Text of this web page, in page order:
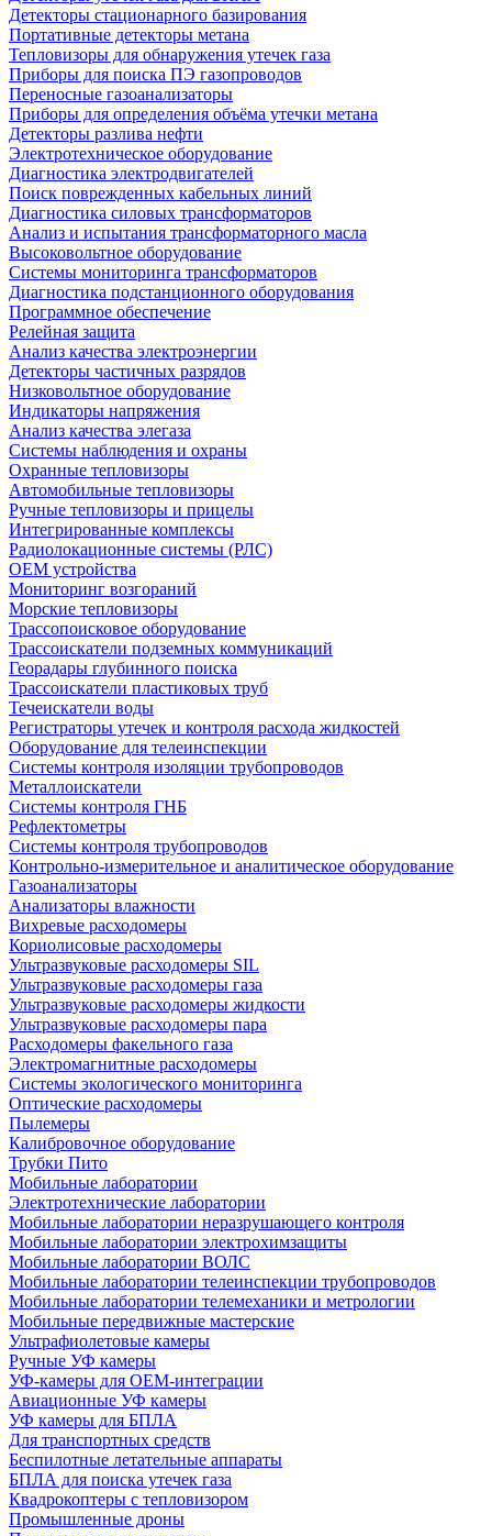
Детекторы стационарного базирования
Портативные детекторы метана
Тепловизоры для обнаружения утечек газа
Приборы для поиска ПЭ газопроводов
Переносные газоанализаторы
Приборы для определения объёма утечки метана
Детекторы разлива нефти
Электротехническое оборудование
Диагностика электродвигателей
Поиск поврежденных кабельных линий
Диагностика силовых трансформаторов
Анализ и испытания трансформаторного масла
Высоковольтное оборудование
Системы мониторинга трансформаторов
Диагностика подстанционного оборудования
Программное обеспечение
Релейная защита
Анализ качества электроэнергии
Детекторы частичных разрядов
Низковольтное оборудование
Индикаторы напряжения
Анализ качества элегаза
Системы наблюдения и охраны
Охранные тепловизоры
Автомобильные тепловизоры
Ручные тепловизоры и прицелы
Интегрированные комплексы
Радиолокационные системы (РЛС)
OEM устройства
Мониторинг возгораний
Морские тепловизоры
Трассопоисковое оборудование
Трассоискатели подземных коммуникаций
Георадары глубинного поиска
Трассоискатели пластиковых труб
Течеискатели воды
Регистраторы утечек и контроля расхода жидкостей
Оборудование для телеинспекции
Cистемы контроля изоляции трубопроводов
Металлоискатели
Системы контроля ГНБ
Рефлектометры
Системы контроля трубопроводов
Контрольно-измерительное и аналитическое оборудование
Газоанализаторы
Анализаторы влажности
Вихревые расходомеры
Кориолисовые расходомеры
Ультразвуковые расходомеры SIL
Ультразвуковые расходомеры газа
Ультразвуковые расходомеры жидкости
Ультразвуковые расходомеры пара
Расходомеры факельного газа
Электромагнитные расходомеры
Системы экологического мониторинга
Оптические расходомеры
Пылемеры
Калибровочное оборудование
Трубки Пито
Мобильные лаборатории
Электротехнические лаборатории
Мобильные лаборатории неразрушающего контроля
Мобильные лаборатории электрохимзащиты
Мобильные лаборатории ВОЛС
Мобильные лаборатории телеинспекции трубопроводов
Мобильные лаборатории телемеханики и метрологии
Мобильные передвижные мастерские
Ультрафиолетовые камеры
Ручные УФ камеры
УФ-камеры для OEM-интеграции
Авиационные УФ камеры
УФ камеры для БПЛА
Для транспортных средств
Беспилотные летательные аппараты
БПЛА для поиска утечек газа
Квадрокоптеры с тепловизором
Промышленные дроны